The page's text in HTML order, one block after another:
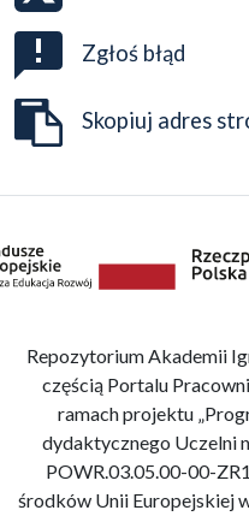
Zgłoś błąd
Skopiuj adres
Repozytorium Akademii
częścią Portalu
ramach projektu
dydaktycznego Uczelni
POWR.03.05.00-00-
środków Unii Europejskiej